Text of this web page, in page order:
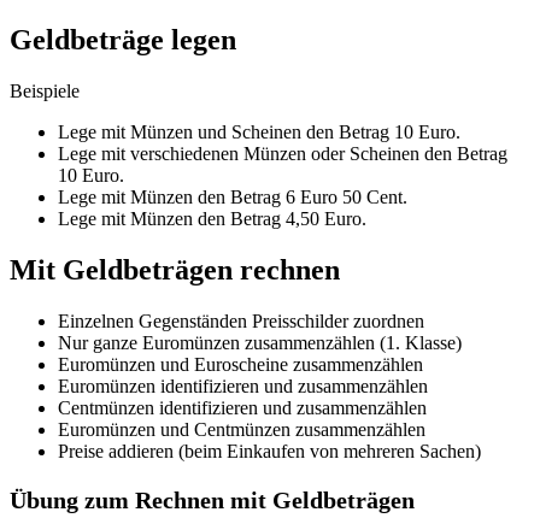
Geldbeträge legen
Beispiele
Lege mit Münzen und Scheinen den Betrag 10 Euro.
Lege mit verschiedenen Münzen oder Scheinen den Betrag
10 Euro.
Lege mit Münzen den Betrag 6 Euro 50 Cent.
Lege mit Münzen den Betrag 4,50 Euro.
Mit Geldbeträgen rechnen
Einzelnen Gegenständen Preisschilder zuordnen
Nur ganze Euromünzen zusammenzählen (1. Klasse)
Euromünzen und Euroscheine zusammenzählen
Euromünzen identifizieren und zusammenzählen
Centmünzen identifizieren und zusammenzählen
Euromünzen und Centmünzen zusammenzählen
Preise addieren (beim Einkaufen von mehreren Sachen)
Übung zum Rechnen mit Geldbeträgen